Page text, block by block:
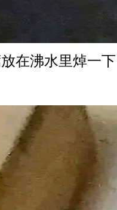
在沸水里焯一